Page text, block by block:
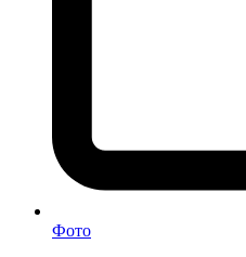
Фото